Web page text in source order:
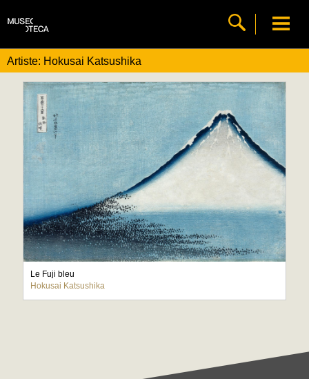
Artiste: Hokusai Katsushika
Le Fuji bleu
Hokusai Katsushika